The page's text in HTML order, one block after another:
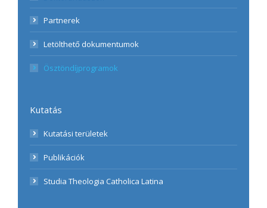
Partnerek
Letölthető dokumentumok
Ösztöndíjprogramok
Kutatás
Kutatási területek
Publikációk
Studia Theologia Catholica Latina